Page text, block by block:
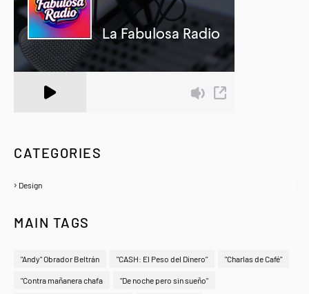
CATEGORIES
Design
MAIN TAGS
"Andy" Obrador Beltrán "CASH: El Peso del Dinero" "Charlas de Café"
"Contra mañanera chafa "De noche pero sin sueño"